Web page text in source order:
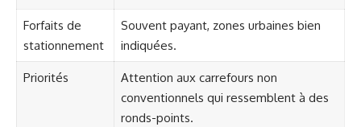
Forfaits de
stationnement
Souvent payant, zones urbaines bien
indiquées.
Priorités
Attention aux carrefours non
conventionnels qui ressemblent à des
ronds-points.